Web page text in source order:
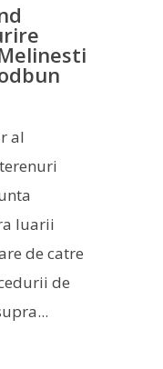
al
luarii
de catre
de